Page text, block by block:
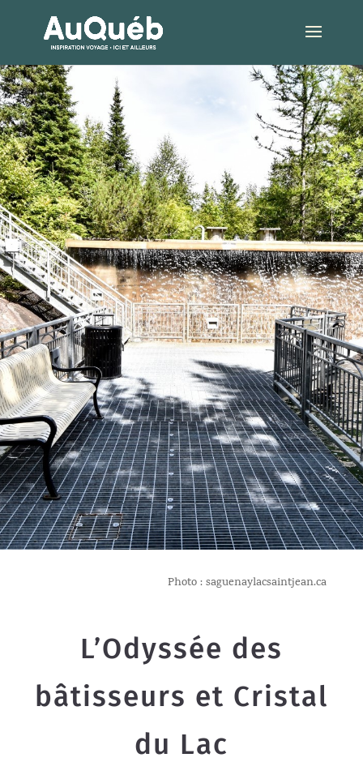
Photo : saguenaylacsaintjean.ca
L’Odyssée des
bâtisseurs et Cristal
du Lac